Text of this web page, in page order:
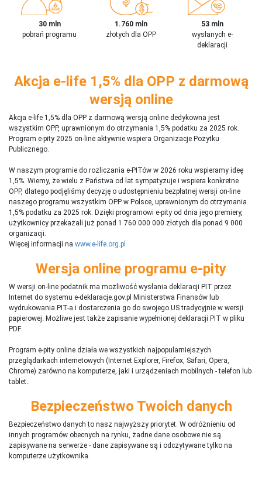
30 mln
pobrań programu
1.760 mln
złotych dla OPP
53 mln
wysłanych e-
deklaracji
Akcja e-life 1,5% dla OPP z darmową
wersją online
Akcja e-life 1,5% dla OPP z darmową wersją online dedykowna jest
wszystkim OPP, uprawnionym do otrzymania 1,5% podatku za 2025 rok.
Program e-pity 2025 on-line aktywnie wspiera Organizacje Pożytku
Publicznego.
W naszym programie do rozliczania e-PITów w 2026 roku wspieramy ideę
1,5%. Wiemy, że wielu z Państwa od lat sympatyzuje i wspiera konkretne
OPP, dlatego podjęliśmy decyzję o udostępnieniu bezpłatnej wersji on-line
naszego programu wszystkim OPP w Polsce, uprawnionym do otrzymania
1,5% podatku za 2025 rok. Dzięki programowi e-pity od dnia jego premiery,
użytkownicy przekazali już ponad 1 760 000 000 złotych dla ponad 9 000
organizacji.
Więcej informacji na www.e-life.org.pl
Wersja online programu e-pity
W wersji on-line podatnik ma możliwość wysłania deklaracji PIT przez
Internet do systemu e-deklaracje.gov.pl Ministerstwa Finansów lub
wydrukowania PIT-a i dostarczenia go do swojego US tradycyjnie w wersji
papierowej. Możliwe jest także zapisanie wypełnionej deklaracji PIT w pliku
PDF.
Program e-pity online działa we wszystkich najpopularniejszych
przeglądarkach internetowych (Internet Explorer, Firefox, Safari, Opera,
Chrome) zarówno na komputerze, jaki i urządzeniach mobilnych - telefon lub
tablet..
Bezpieczeństwo Twoich danych
Bezpieczeństwo danych to nasz najwyższy priorytet. W odróżnieniu od
innych programów obecnych na rynku, żadne dane osobowe nie są
zapisywane na serwerze - dane zapisywane są i odczytywane tylko na
komputerze użytkownika.